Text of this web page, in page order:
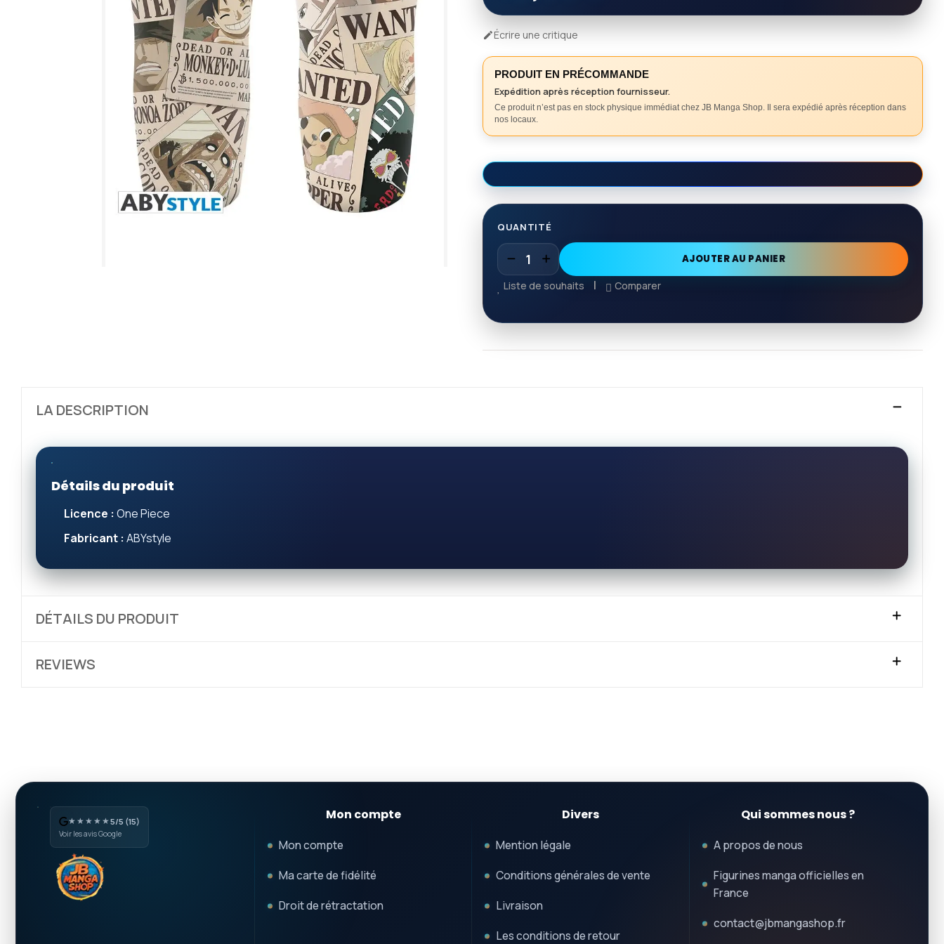
Écrire une critique
PRODUIT EN PRÉCOMMANDE
Expédition après réception fournisseur.
Ce produit n’est pas en stock physique immédiat chez JB Manga Shop. Il sera expédié après réception dans
nos locaux.
QUANTITÉ
AJOUTER AU PANIER
Liste de souhaits
Comparer
LA DESCRIPTION
Détails du produit
Licence : One Piece
Fabricant : ABYstyle
DÉTAILS DU PRODUIT
REVIEWS
★★★★★5/5 (15)
Voir les avis Google
Mon compte
Mon compte
Ma carte de fidélité
Droit de rétractation
Divers
Mention légale
Conditions générales de vente
Livraison
Les conditions de retour
Qui sommes nous ?
A propos de nous
Figurines manga officielles en
France
contact@jbmangashop.fr